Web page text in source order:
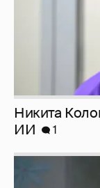
Никита
ИИ
1